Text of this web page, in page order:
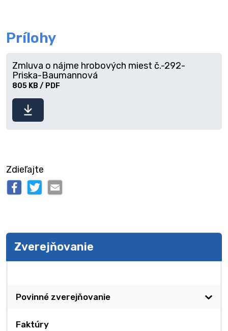
Prílohy
súbor
Zmluva o nájme hrobových miest č.-292-
Priska-Baumannová
805 KB / PDF
Zdieľajte
Zverejňovanie
Povinné zverejňovanie
Faktúry